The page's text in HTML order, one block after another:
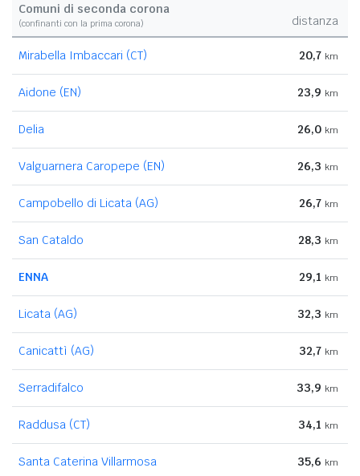
Comuni di seconda corona
(confinanti con la prima corona) distanza
Mirabella Imbaccari (CT) 20,7 km
Aidone (EN) 23,9 km
Delia 26,0 km
Valguarnera Caropepe (EN) 26,3 km
Campobello di Licata (AG) 26,7 km
San Cataldo 28,3 km
ENNA 29,1 km
Licata (AG) 32,3 km
Canicattì (AG) 32,7 km
Serradifalco 33,9 km
Raddusa (CT) 34,1 km
Santa Caterina Villarmosa 35,6 km